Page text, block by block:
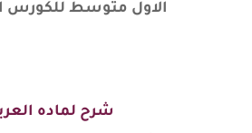
الاول متوسط للكورس
شرح لماده